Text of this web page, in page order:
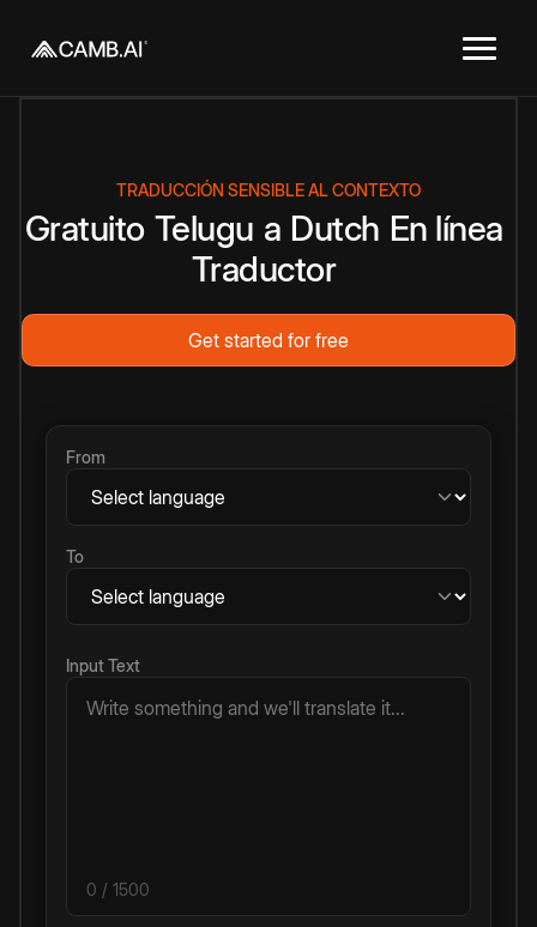
TRADUCCIÓN SENSIBLE AL CONTEXTO
Gratuito Telugu a Dutch En línea
Traductor
Get started for free
From
To
Input Text
0 / 1500